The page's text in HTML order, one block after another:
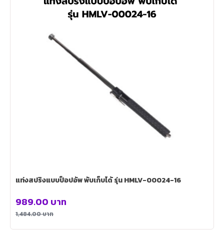
แท่งสปริงแบบป็อปอัพ พับเก็บได้ รุ่น HMLV-00024-16
1,484.00บาท
989.00 บาท